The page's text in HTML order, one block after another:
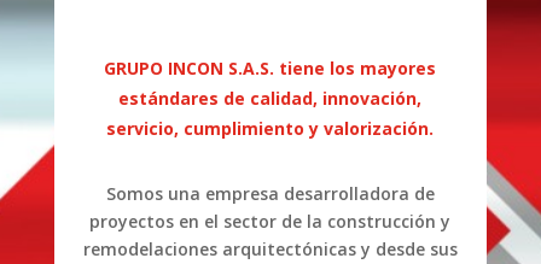
GRUPO INCON S.A.S. tiene los mayores
estándares de calidad, innovación,
servicio, cumplimiento y valorización.
Somos una empresa desarrolladora de
proyectos en el sector de la construcción y
remodelaciones arquitectónicas y desde sus